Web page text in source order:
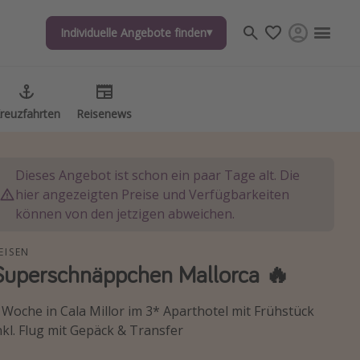
Individuelle Angebote finden
Reisenews
Individuelle Angebote finden
Reisenews
Dieses Angebot ist schon ein paar Tage alt. Die
hier angezeigten Preise und Verfügbarkeiten
können von den jetzigen abweichen.
Mallorca 🔥
in Cala Millor im 3* Aparthotel mit Frühstück
Flug mit Gepäck & Transfer